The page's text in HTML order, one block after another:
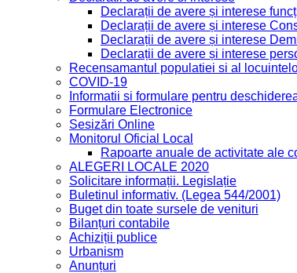
Declarații de avere și interese
Declarații de avere și interese
Declarații de avere și interese
Declarații de avere și interese
Recensamantul populatiei si al
COVID-19
Informatii si formulare pentru
Formulare Electronice
Sesizări Online
Monitorul Oficial Local
Rapoarte anuale de activitate ale
ALEGERI LOCALE 2020
Solicitare informații. Legislație
Buletinul informativ. (Legea 544/2001)
Buget din toate sursele de venituri
Bilanțuri contabile
Achiziții publice
Urbanism
Anunțuri